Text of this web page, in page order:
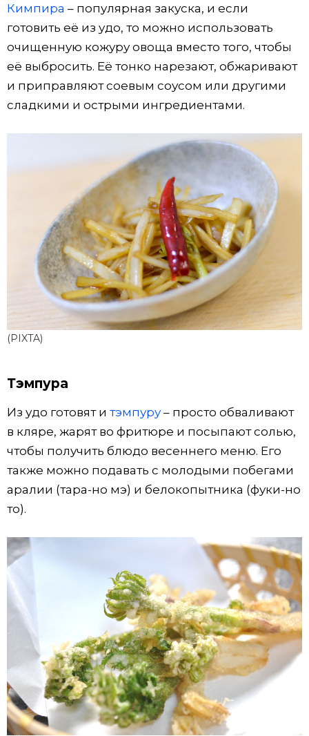
Кимпира – популярная закуска, и если
готовить её из удо, то можно использовать
очищенную кожуру овоща вместо того, чтобы
её выбросить. Её тонко нарезают, обжаривают
и приправляют соевым соусом или другими
сладкими и острыми ингредиентами.
(PIXTA)
Тэмпура
Из удо готовят и тэмпуру– просто обваливают
в кляре, жарят во фритюре и посыпают солью,
чтобы получить блюдо весеннего меню. Его
также можно подавать с молодыми побегами
аралии (тара-но мэ) и белокопытника (фуки-но
то).